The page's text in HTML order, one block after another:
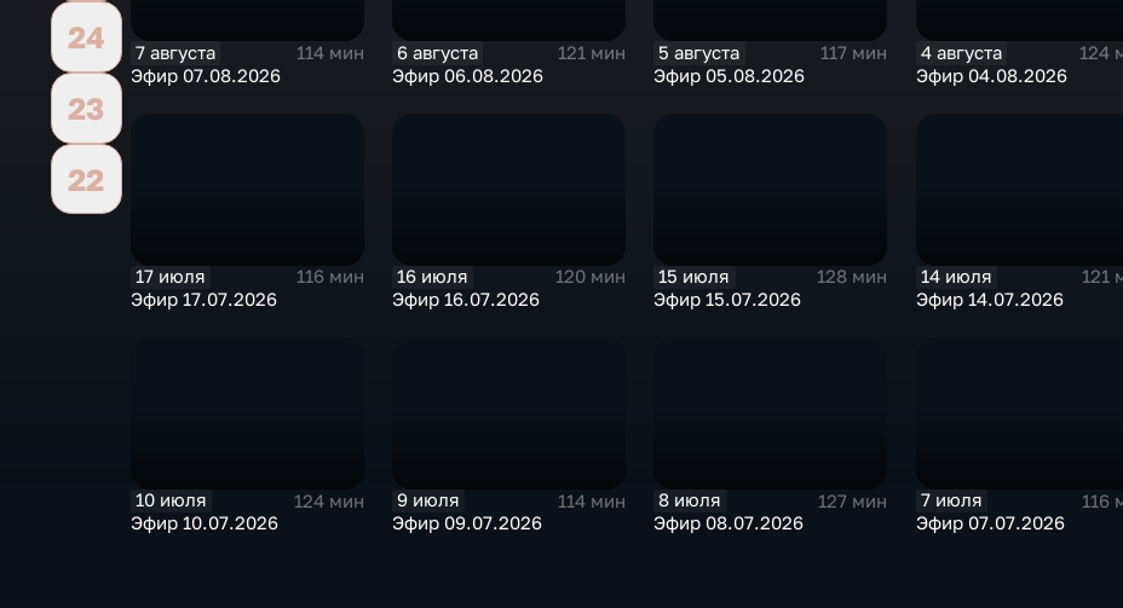
24
23
22
7 августа
114 мин
Эфир 07.08.2026
6 августа
121 мин
Эфир 06.08.2026
5 августа
117 мин
Эфир 05.08.2026
4 августа
124
Эфир 04.08.2026
17 июля
116 мин
Эфир 17.07.2026
16 июля
120 мин
Эфир 16.07.2026
15 июля
128 мин
Эфир 15.07.2026
14 июля
121
Эфир 14.07.2026
10 июля
124 мин
Эфир 10.07.2026
9 июля
114 мин
Эфир 09.07.2026
8 июля
127 мин
Эфир 08.07.2026
7 июля
116
Эфир 07.07.2026